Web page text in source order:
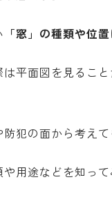
「窓」の種類や位置
平面図を見るこ
犯の面から考えて
用途などを知って